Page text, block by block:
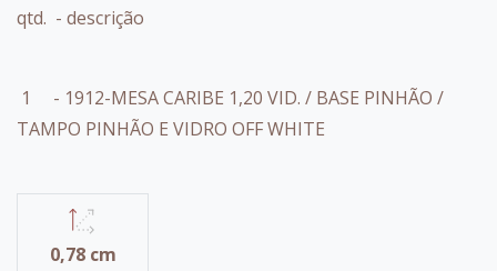
qtd. - descrição
1 - 1912-MESA CARIBE 1,20 VID. / BASE PINHÃO /
TAMPO PINHÃO E VIDRO OFF WHITE
0,78 cm